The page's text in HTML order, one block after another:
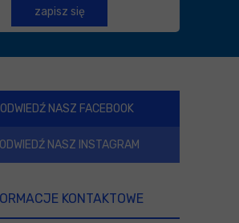
zapisz się
ODWIEDŹ NASZ FACEBOOK
ODWIEDŹ NASZ INSTAGRAM
KONTAKTOWE